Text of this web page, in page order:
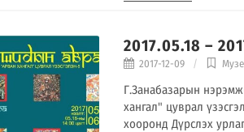
2017.05.18 –
2017-12-09
Г.Занабазарын
хангал" цуврал
хооронд Дүрслэх